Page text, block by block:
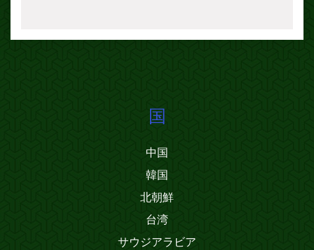
国
中国
韓国
北朝鮮
台湾
サウジアラビア